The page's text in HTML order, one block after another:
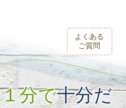
よくある
ご質問
１分で十分だ